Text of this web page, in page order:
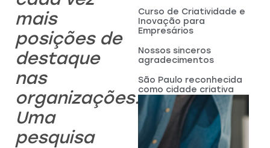
mais
posições de
destaque
nas
organizações.
Uma
pesquisa
Curso de Criatividade e
Inovação para
Empresários
Nossos sinceros
agradecimentos
São Paulo reconhecida
como cidade criativa